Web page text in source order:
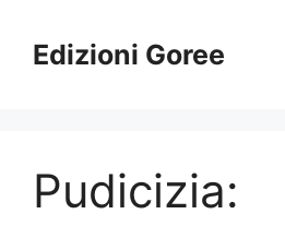
contenuto
Edizioni Goree
Pudicizia: